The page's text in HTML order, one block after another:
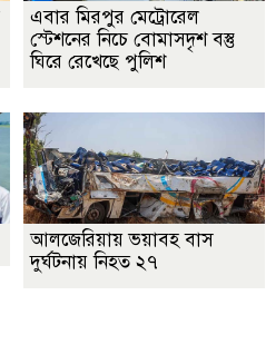
এবার মিরপুর মেট্রোরেল
স্টেশনের নিচে বোমাসদৃশ বস্তু
ঘিরে রেখেছে পুলিশ
আলজেরিয়ায় ভয়াবহ বাস
দুর্ঘটনায় নিহত ২৭